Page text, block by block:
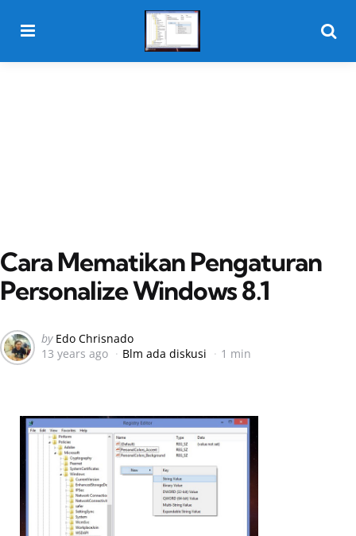
Cara Mematikan Pengaturan
Personalize Windows 8.1
Posted
by
by Edo Chrisnado
13 years ago
Blm ada diskusi 1 min